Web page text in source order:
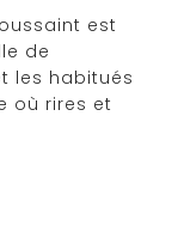
est
de
les habitués
où rires et